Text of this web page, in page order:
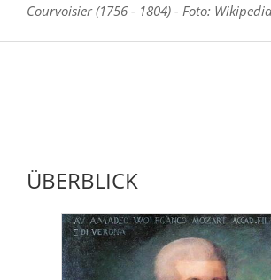
Courvoisier (1756 - 1804) - Foto:
ÜBERBLICK